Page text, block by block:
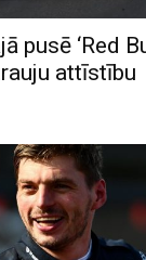
pusē ‘Red
attīstību